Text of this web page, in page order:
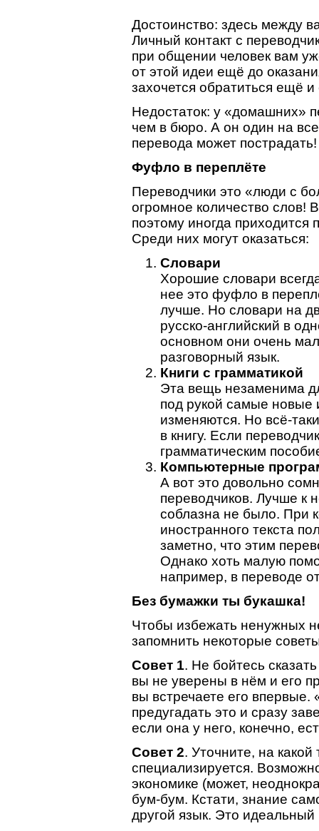
Достоинство: здесь между
Личный контакт с
при общении человек вам
от этой идеи ещё до
захочется обратиться ещё
Недостаток: у «домашних»
чем в бюро. А он один на
перевода может пострадать!
Фуфло в переплёте
Переводчики это «люди с
огромное количество слов!
поэтому иногда приходится
Среди них могут оказаться:
Словари
Хорошие словари
нее это фуфло в
лучше. Но словари на
русско-английский в
основном они очень
разговорный язык.
Книги с грамматикой
Эта вещь незаменима
под рукой самые новые
изменяются. Но всё-
в книгу. Если
грамматическим
Компьютерные
А вот это довольно
переводчиков. Лучше к
соблазна не было. При
иностранного текста
заметно, что этим
Однако хоть малую
например, в переводе
Без бумажки ты букашка!
Чтобы избежать ненужных
запомнить некоторые
Совет 1. Не бойтесь
вы не уверены в нём и его
вы встречаете его
предугадать это и сразу
если она у него, конечно,
Совет 2. Уточните, на
специализируется.
экономике (может,
бум-бум. Кстати, знание
другой язык. Это идеальный